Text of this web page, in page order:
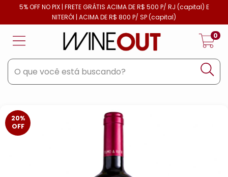
5% OFF NO PIX | FRETE GRÁTIS ACIMA DE R$ 500 P/ RJ (capital) E
NITERÓI | ACIMA DE R$ 800 P/ SP (capital)
0
20%
OFF